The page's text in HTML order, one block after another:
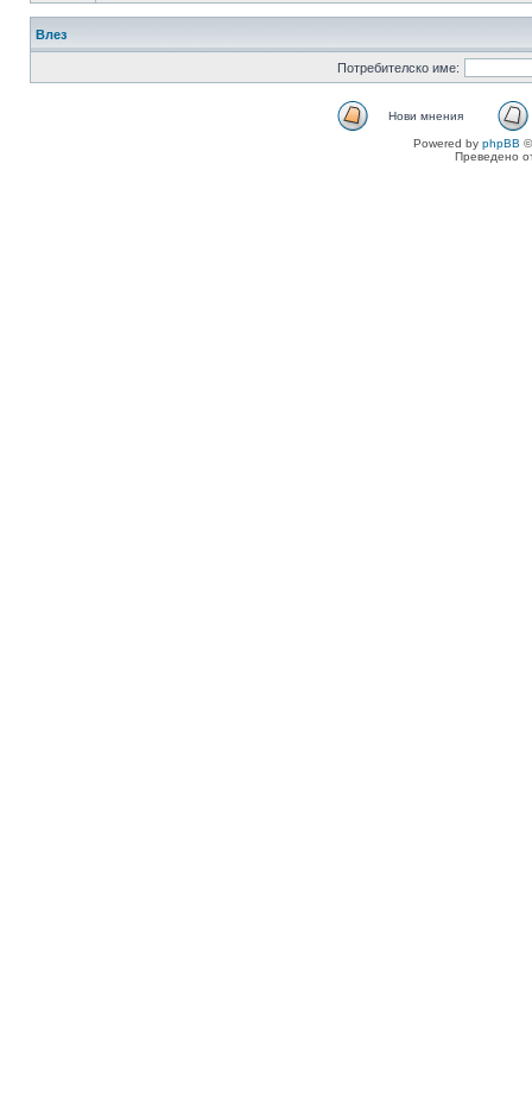
Влез
Потребителско име:
Нови мнения
Powered by phpBB
Преведено